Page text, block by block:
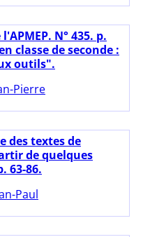
N° 435. p.
classe de seconde :
outils".
Pierre
des textes de
de quelques
63-86.
Paul